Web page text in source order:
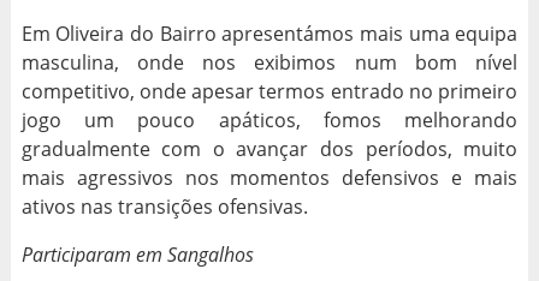
Em Oliveira do Bairro apresentámos mais uma equipa
masculina, onde nos exibimos num bom nível
competitivo, onde apesar termos entrado no primeiro
jogo um pouco apáticos, fomos melhorando
gradualmente com o avançar dos períodos, muito
mais agressivos nos momentos defensivos e mais
ativos nas transições ofensivas.
Participaram em Sangalhos